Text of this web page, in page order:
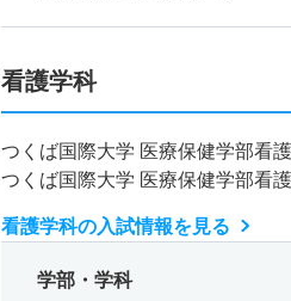
看護学科
つくば国際大学 医療保健学部看
つくば国際大学 医療保健学部看
看護学科の入試情報を見る
学部・学科